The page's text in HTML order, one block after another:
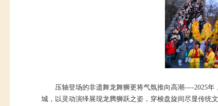
压轴登场的非遗舞龙舞狮更将气氛推向高潮----2025
城，以灵动演绎展现龙腾狮跃之姿，穿梭盘旋间尽显传统